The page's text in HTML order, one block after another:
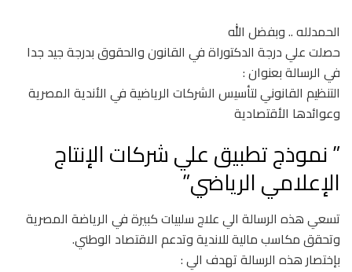
الحمدلله .. وبفضل الله
حصلت علي درجة الدكتوراة في القانون والحقوق بدرجة جيد جدا
في الرسالة بعنوان :
التنظيم القانوني لتأسيس الشركات الرياضية في الأندية المصرية
وعوائدها الأقتصادية
” نموذج تطبيق علي شركات الإنتاج
الإعلامي الرياضي”
تسعي هذه الرسالة الي علاج سلبيات كبيرة في الرياضة المصرية
وتحقق مكاسب مالية للاندية وتدعم الاقتصاد الوطني.
بإختصار هذه الرسالة تهدف الي :